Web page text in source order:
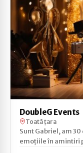
DoubleG Events
Toată țara
Sunt Gabriel, am
emoțiile în amintiri